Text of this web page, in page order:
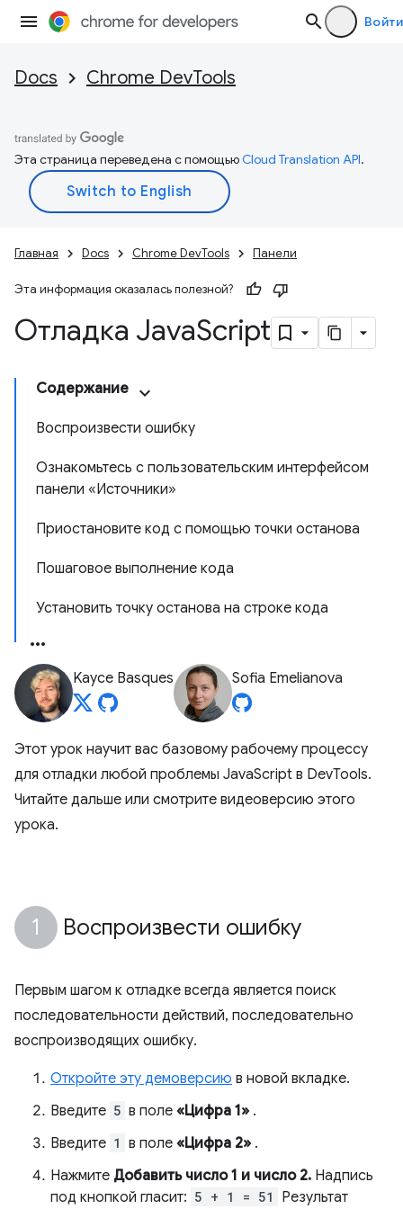
Войти
Docs Chrome DevTools
Эта страница переведена с помощьюCloud Translation API.
Главная Docs Chrome DevTools Панели
Эта информация оказалась полезной?
Отладка JavaScript
Содержание
Воспроизвести ошибку
Ознакомьтесь с пользовательским интерфейсом
панели «Источники»
Приостановите код с помощью точки останова
Пошаговое выполнение кода
Установить точку останова на строке кода
Kayce Basques Sofia Emelianova
Этот урок научит вас базовому рабочему процессу
для отладки любой проблемы JavaScript в DevTools.
Читайте дальше или смотрите видеоверсию этого
урока.
Воспроизвести ошибку
Первым шагом к отладке всегда является поиск
последовательности действий, последовательно
воспроизводящих ошибку.
Откройте эту демоверсию в новой вкладке.
Введите 5 в поле «Цифра 1» .
Введите 1 в поле «Цифра 2» .
Нажмите Добавить число 1 и число 2. Надпись
под кнопкой гласит: 5 + 1 = 51
Результат